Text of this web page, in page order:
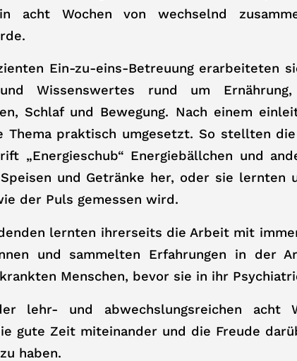
acht Wochen von wechselnd
Ein-zu-eins-Betreuung erarbeiteten
Wissenswertes rund um Ernährung,
Schlaf und Bewegung. Nach einem
Thema praktisch umgesetzt. So stellten
„Energieschub“ Energiebällchen und
und Getränke her, oder sie lernten
der Puls gemessen wird.
lernten ihrerseits die Arbeit mit
und sammelten Erfahrungen in der
Menschen, bevor sie in ihr
lehr- und abwechslungsreichen acht
gute Zeit miteinander und die Freude
haben.